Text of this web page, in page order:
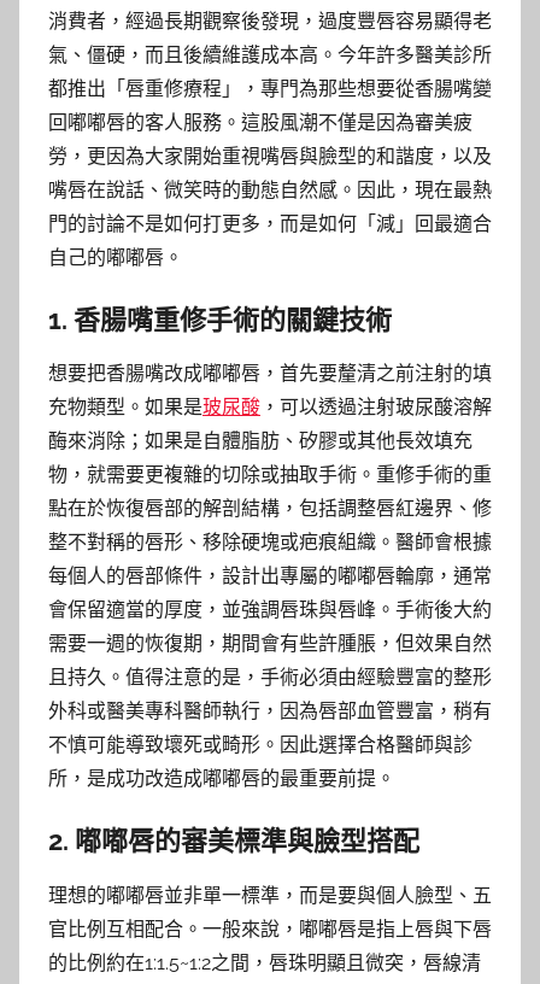
消費者，經過長期觀察後發現，過度豐唇容易顯得老
氣、僵硬，而且後續維護成本高。今年許多醫美診所
都推出「唇重修療程」，專門為那些想要從香腸嘴變
回嘟嘟唇的客人服務。這股風潮不僅是因為審美疲
勞，更因為大家開始重視嘴唇與臉型的和諧度，以及
嘴唇在說話、微笑時的動態自然感。因此，現在最熱
門的討論不是如何打更多，而是如何「減」回最適合
自己的嘟嘟唇。
1. 香腸嘴重修手術的關鍵技術
想要把香腸嘴改成嘟嘟唇，首先要釐清之前注射的填
充物類型。如果是玻尿酸 ，可以透過注射玻尿酸溶解
酶來消除；如果是自體脂肪、矽膠或其他長效填充
物，就需要更複雜的切除或抽取手術。重修手術的重
點在於恢復唇部的解剖結構，包括調整唇紅邊界、修
整不對稱的唇形、移除硬塊或疤痕組織。醫師會根據
每個人的唇部條件，設計出專屬的嘟嘟唇輪廓，通常
會保留適當的厚度，並強調唇珠與唇峰。手術後大約
需要一週的恢復期，期間會有些許腫脹，但效果自然
且持久。值得注意的是，手術必須由經驗豐富的整形
外科或醫美專科醫師執行，因為唇部血管豐富，稍有
不慎可能導致壞死或畸形。因此選擇合格醫師與診
所，是成功改造成嘟嘟唇的最重要前提。
2. 嘟嘟唇的審美標準與臉型搭配
理想的嘟嘟唇並非單一標準，而是要與個人臉型、五
官比例互相配合。一般來說，嘟嘟唇是指上唇與下唇
的比例約在1:1.5~1:2之間，唇珠明顯且微突，唇線清